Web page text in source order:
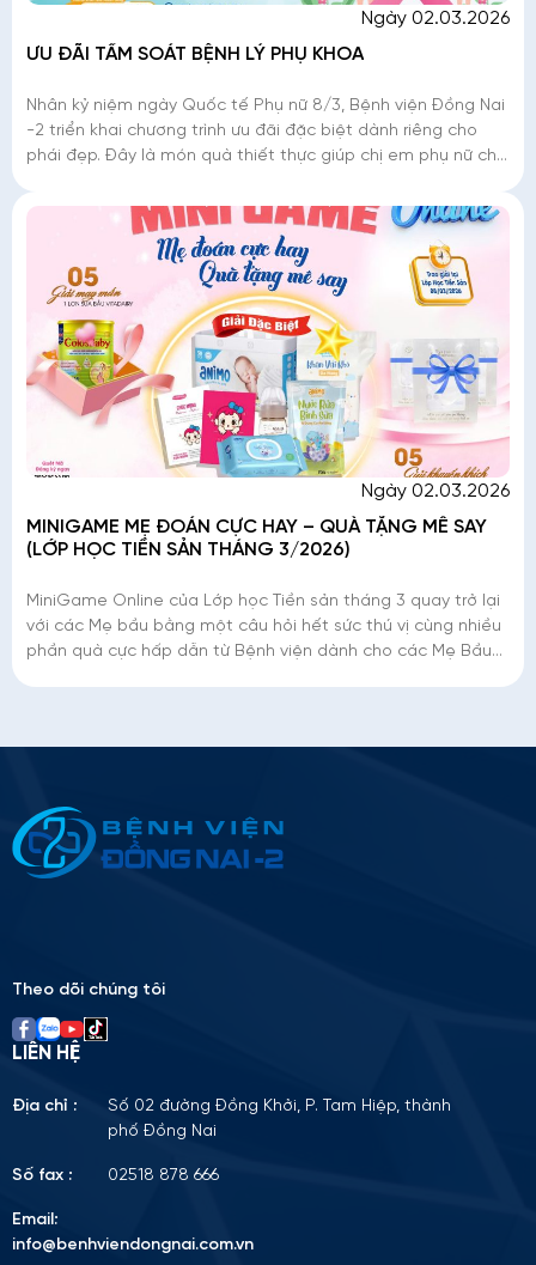
Ngày 02.03.2026
ƯU ĐÃI TẦM SOÁT BỆNH LÝ PHỤ KHOA
Nhân kỷ niệm ngày Quốc tế Phụ nữ 8/3, Bệnh viện Đồng Nai
-2 triển khai chương trình ưu đãi đặc biệt dành riêng cho
phái đẹp. Đây là món quà thiết thực giúp chị em phụ nữ chủ
Ngày 02.03.2026
MINIGAME MẸ ĐOÁN CỰC HAY – QUÀ TẶNG MÊ SAY
(LỚP HỌC TIỀN SẢN THÁNG 3/2026)
MiniGame Online của Lớp học Tiền sản tháng 3 quay trở lại
với các Mẹ bầu bằng một câu hỏi hết sức thú vị cùng nhiều
phần quà cực hấp dẫn từ Bệnh viện dành cho các Mẹ Bầu
Please
Theo dõi chúng tôi
LIÊN HỆ
Địa chỉ :
Số 02 đường Đồng Khởi, P. Tam Hiệp, thành
phố Đồng Nai
Số fax : 02518 878 666
Email:
info@benhviendongnai.com.vn